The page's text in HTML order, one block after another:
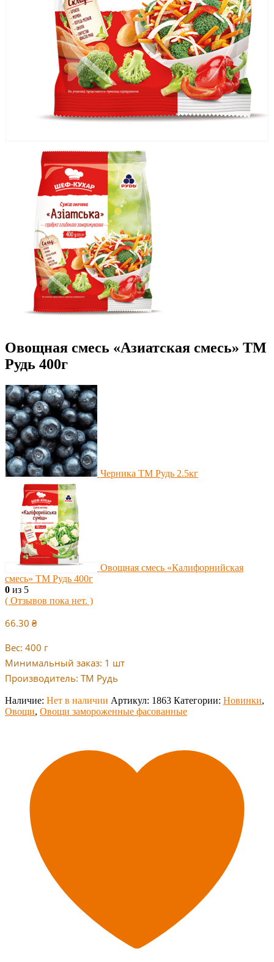
Овощная смесь «Азиатская смесь» ТМ
Рудь 400г
Черника ТМ Рудь 2.5кг
Овощная смесь «Калифорнийская
смесь» ТМ Рудь 400г
0 из 5
( Отзывов пока нет. )
66.30 ₴
Вес: 400 г
Минимальный заказ: 1 шт
Производитель: ТМ Рудь
Наличие: Нет в наличии Артикул: 1863 Категории: Новинки,
Овощи, Овощи замороженные фасованные